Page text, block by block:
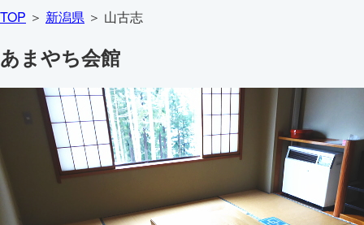
TOP ＞ 新潟県 ＞ 山古志
あまやち会館